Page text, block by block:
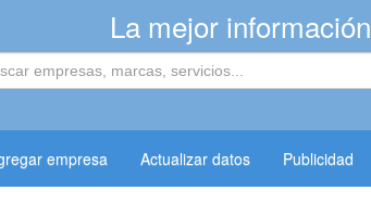
La mejor información
empresa Actualizar datos Publicidad